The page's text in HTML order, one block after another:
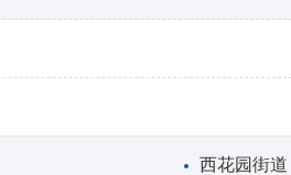
西花园街道